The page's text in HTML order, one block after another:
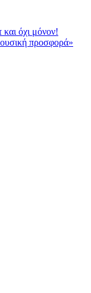
όχι μόνον!
προσφορά»